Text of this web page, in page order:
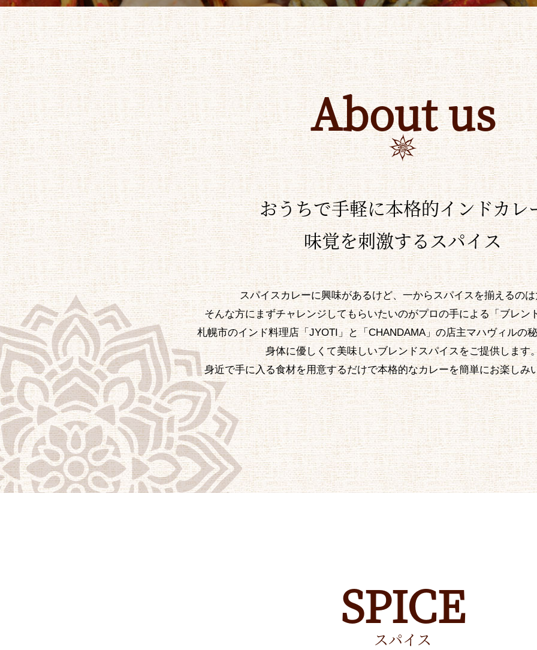
About us
おうちで手軽に本格的インドカレ
味覚を刺激するスパイス
スパイスカレーに興味があるけど、一からスパイスを揃えるの
そんな方にまずチャレンジしてもらいたいのがプロの手による「ブレン
札幌市のインド料理店「JYOTI」と「CHANDAMA」の店主マハヴィルの
身体に優しくて美味しいブレンドスパイスをご提供します
身近で手に入る食材を用意するだけで本格的なカレーを簡単にお楽し
SPICE
スパイス